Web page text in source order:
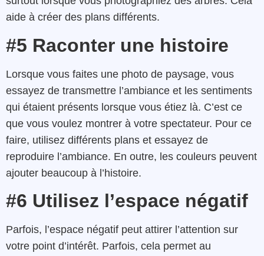
aide à créer des plans différents.
#5 Raconter une histoire
Lorsque vous faites une photo de paysage, vous
essayez de transmettre l’ambiance et les sentiments
qui étaient présents lorsque vous étiez là. C’est ce
que vous voulez montrer à votre spectateur. Pour ce
faire, utilisez différents plans et essayez de
reproduire l’ambiance. En outre, les couleurs peuvent
ajouter beaucoup à l’histoire.
#6 Utilisez l’espace négatif
Parfois, l’espace négatif peut attirer l’attention sur
votre point d’intérêt. Parfois, cela permet au